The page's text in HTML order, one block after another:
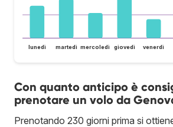
lunedì martedì mercoledì giovedì venerdì
Con quanto anticipo è
prenotare un volo da
Prenotando 230 giorni prima si